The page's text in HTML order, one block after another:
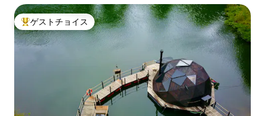
大好評のゲストチョイスです。
ゲストチョイス